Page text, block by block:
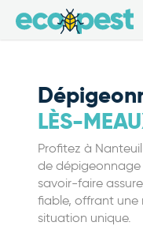
LÈS-
Profitez à
de
savoir-faire
fiable, offrant
situation unique.